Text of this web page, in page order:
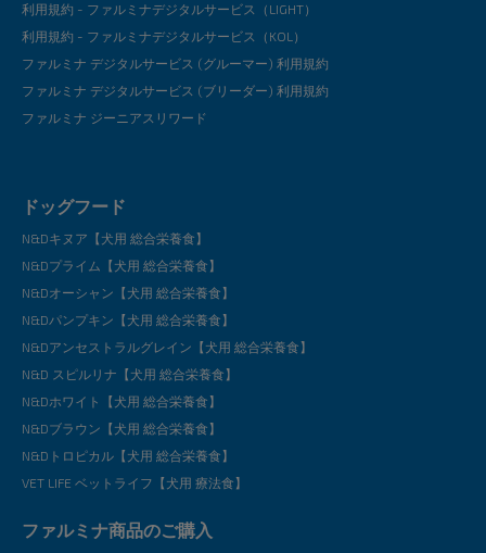
利用規約 - ファルミナデジタルサービス（LIGHT）
利用規約 - ファルミナデジタルサービス（KOL）
ファルミナ デジタルサービス (グルーマー) 利用規約
ファルミナ デジタルサービス (ブリーダー) 利用規約
ファルミナ ジーニアスリワード
ドッグフード
N&Dキヌア【犬用 総合栄養食】
N&Dプライム【犬用 総合栄養食】
N&Dオーシャン【犬用 総合栄養食】
N&Dパンプキン【犬用 総合栄養食】
N&Dアンセストラルグレイン【犬用 総合栄養食】
N&D スピルリナ【犬用 総合栄養食】
N&Dホワイト【犬用 総合栄養食】
N&Dブラウン【犬用 総合栄養食】
N&Dトロピカル【犬用 総合栄養食】
VET LIFE ベットライフ【犬用 療法食】
ファルミナ商品のご購入